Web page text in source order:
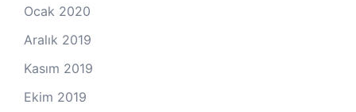
Ocak 2020
Aralık 2019
Kasım 2019
Ekim 2019